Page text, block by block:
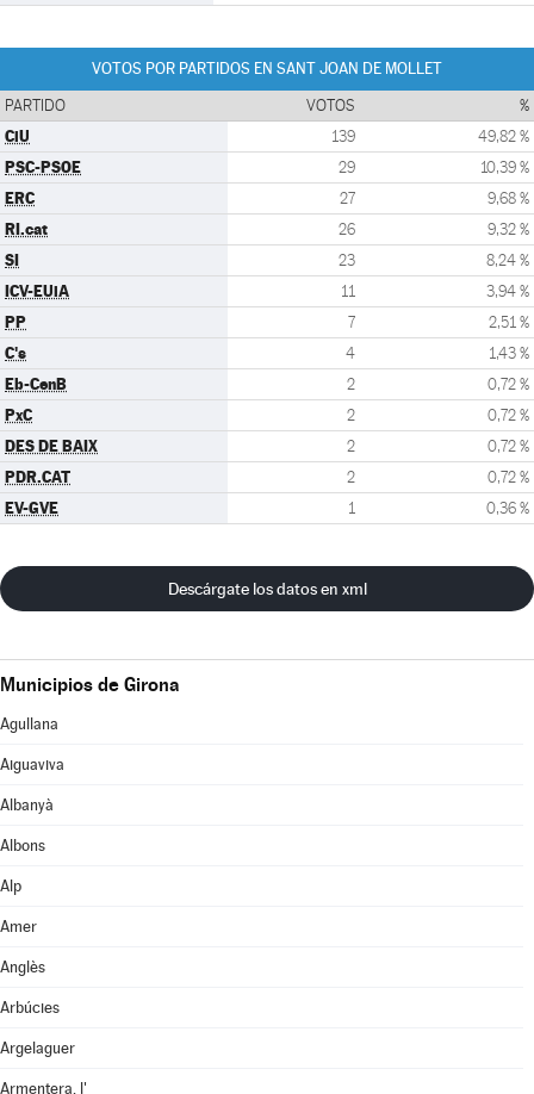
VOTOS POR PARTIDOS EN SANT JOAN DE MOLLET
PARTIDO VOTOS %
CiU 139 49,82 %
PSC-PSOE 29 10,39 %
ERC 27 9,68 %
RI.cat 26 9,32 %
SI 23 8,24 %
ICV-EUiA 11 3,94 %
PP 7 2,51 %
C's 4 1,43 %
Eb-CenB 2 0,72 %
PxC 2 0,72 %
DES DE BAIX 2 0,72 %
PDR.CAT 2 0,72 %
EV-GVE 1 0,36 %
Descárgate los datos en xml
Municipios de Girona
Agullana
Aiguaviva
Albanyà
Albons
Alp
Amer
Anglès
Arbúcies
Argelaguer
Armentera, l'